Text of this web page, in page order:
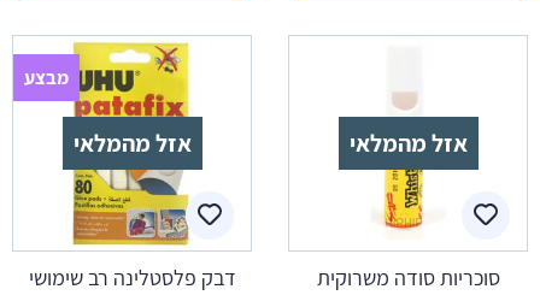
אזל מהמלאי
סוכריות סודה משרוקית
אזל מהמלאי
מבצע
דבק פלסטלינה רב שימושי